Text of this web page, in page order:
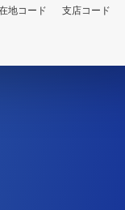
地コード 支店コード